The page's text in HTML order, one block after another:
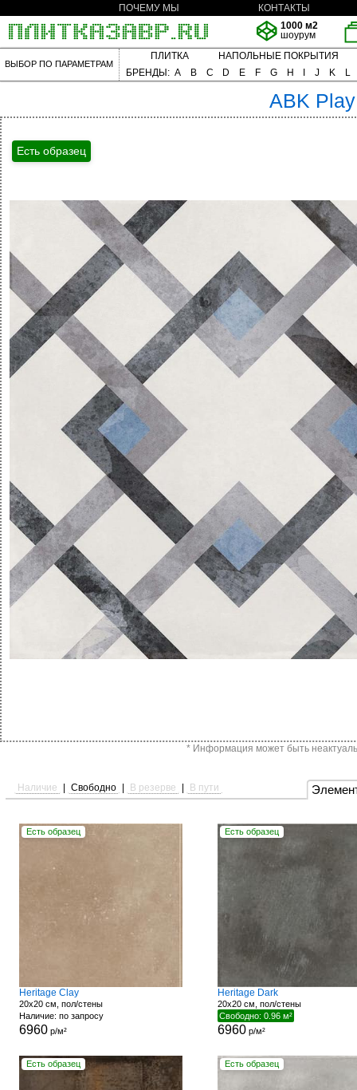
ПОЧЕМУ МЫ
КОНТАКТЫ
1000 м2
шоурум
ВЫБОР ПО ПАРАМЕТРАМ
ПЛИТКА
НАПОЛЬНЫЕ ПОКРЫТИЯ
БРЕНДЫ: A B C D E F G H J K L
ABK Play
Есть образец
* Информация может быть
Наличие Свободно В резерве В пути
Есть образец
Heritage Clay
20x20 см, пол/стены
Наличие: по запросу
6960р/м²
Есть образец
Heritage Dark
20x20 см, пол/стены
Свободно: 0.96 м²
6960р/м²
Есть образец Есть образец